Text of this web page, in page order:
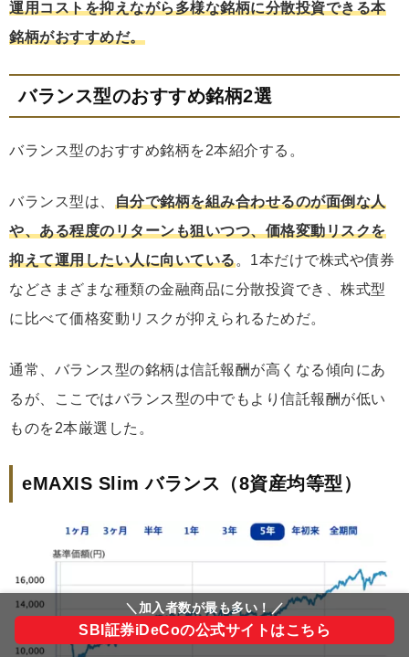
＼加入者数が最も多い！／
SBI証券iDeCoの公式サイトはこちら
運用コストを抑えながら多様な銘柄に分散投資できる本
銘柄がおすすめだ。
バランス型のおすすめ銘柄2選
バランス型のおすすめ銘柄を2本紹介する。
バランス型は、 自分で銘柄を組み合わせるのが面倒な人
や、ある程度のリターンも狙いつつ、価格変動リスクを
抑えて運用したい人に向いている。1本だけで株式や債券
などさまざまな種類の金融商品に分散投資でき、株式型
に比べて価格変動リスクが抑えられるためだ。
通常、バランス型の銘柄は信託報酬が高くなる傾向にあ
るが、ここではバランス型の中でもより信託報酬が低い
ものを2本厳選した。
eMAXIS Slim バランス（8資産均等型）